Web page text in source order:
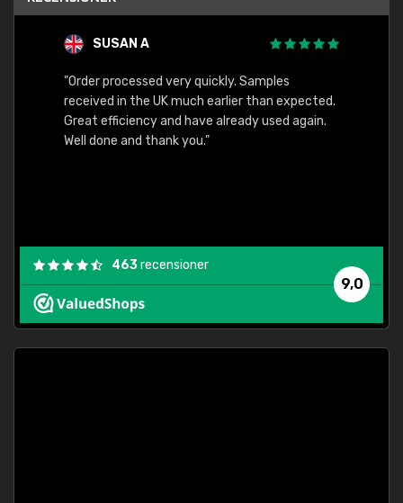
SUSAN A
"Order processed very quickly. Samples
received in the UK much earlier than expected.
Great efficiency and have already used again.
Well done and thank you."
9,0
463recensioner